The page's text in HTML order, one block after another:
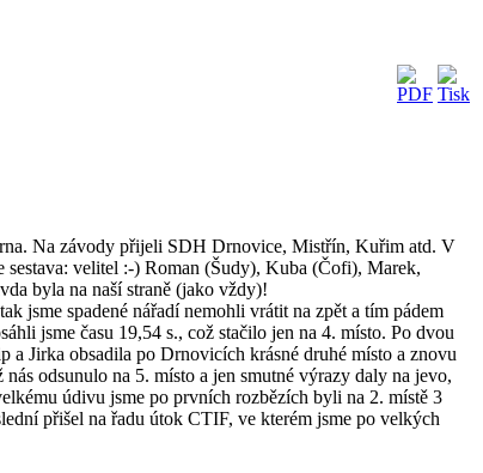
Na závody přijeli SDH Drnovice, Mistřín, Kuřim atd. V
velitel :-) Roman (Šudy), Kuba (Čofi), Marek,
byla na naší straně (jako vždy)!
jsme spadené nářadí nemohli vrátit na zpět a tím pádem
jsme času 19,54 s., což stačilo jen na 4. místo. Po dvou
Jirka obsadila po Drnovicích krásné druhé místo a znovu
odsunulo na 5. místo a jen smutné výrazy daly na jevo,
údivu jsme po prvních rozbězích byli na 2. místě 3
přišel na řadu útok CTIF, ve kterém jsme po velkých